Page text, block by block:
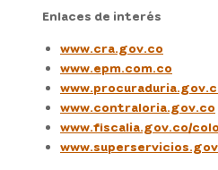
Enlaces de interés
www.cra.gov.co
www.epm.com.co
www.contraloria.gov.co
www.fiscalia.gov.co/